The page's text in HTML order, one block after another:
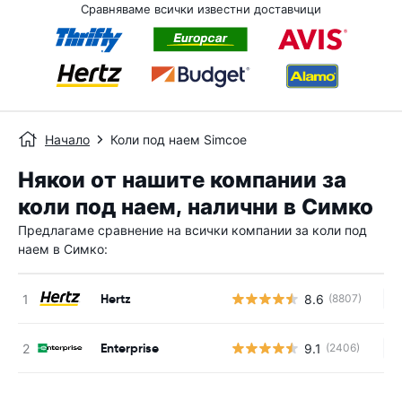
Сравняваме всички известни доставчици
Начало Коли под наем Simcoe
Някои от нашите компании за
коли под наем, налични в Симко
Предлагаме сравнение на всички компании за коли под
наем в Симко:
Hertz 8.6 (8807)
Enterprise 9.1 (2406)